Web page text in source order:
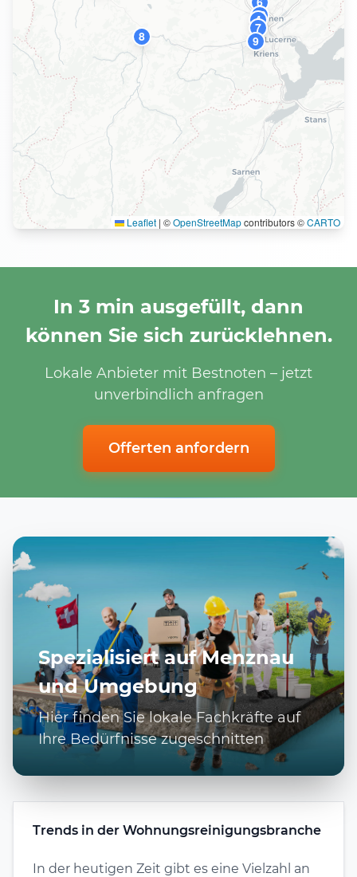
2
4
7
8 9
10
Leaflet | ©OpenStreetMapcontributors ©CARTO
In 3 min ausgefüllt, dann
können Sie sich zurücklehnen.
Lokale Anbieter mit Bestnoten – jetzt
unverbindlich anfragen
Offerten anfordern
Spezialisiert auf Menznau
und Umgebung
Hier finden Sie lokale Fachkräfte auf
Ihre Bedürfnisse zugeschnitten
Trends in der Wohnungsreinigungsbranche
In der heutigen Zeit gibt es eine Vielzahl an